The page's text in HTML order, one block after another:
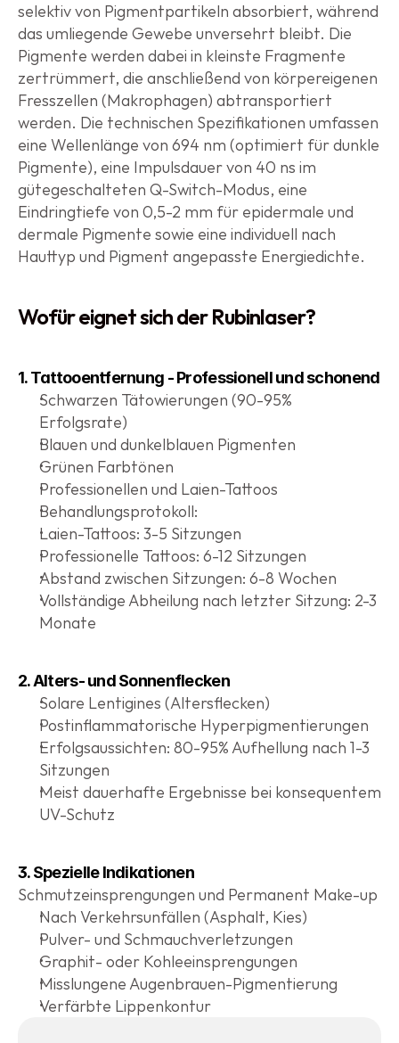
selektiv von Pigmentpartikeln absorbiert, während
das umliegende Gewebe unversehrt bleibt. Die
Pigmente werden dabei in kleinste Fragmente
zertrümmert, die anschließend von körpereigenen
Fresszellen (Makrophagen) abtransportiert
werden. Die technischen Spezifikationen umfassen
eine Wellenlänge von 694 nm (optimiert für dunkle
Pigmente), eine Impulsdauer von 40 ns im
gütegeschalteten Q-Switch-Modus, eine
Eindringtiefe von 0,5-2 mm für epidermale und
dermale Pigmente sowie eine individuell nach
Hauttyp und Pigment angepasste Energiedichte.
Wofür eignet sich der Rubinlaser?
1. Tattooentfernung - Professionell und schonend
Schwarzen Tätowierungen (90-95%
Erfolgsrate)
Blauen und dunkelblauen Pigmenten
Grünen Farbtönen
Professionellen und Laien-Tattoos
Behandlungsprotokoll:
Laien-Tattoos: 3-5 Sitzungen
Professionelle Tattoos: 6-12 Sitzungen
Abstand zwischen Sitzungen: 6-8 Wochen
Vollständige Abheilung nach letzter Sitzung: 2-3
Monate
2. Alters- und Sonnenflecken
Solare Lentigines (Altersflecken)
Postinflammatorische Hyperpigmentierungen
Erfolgsaussichten: 80-95% Aufhellung nach 1-3
Sitzungen
Meist dauerhafte Ergebnisse bei konsequentem
UV-Schutz
3. Spezielle Indikationen
Schmutzeinsprengungen und Permanent Make-up
Nach Verkehrsunfällen (Asphalt, Kies)
Pulver- und Schmauchverletzungen
Graphit- oder Kohleeinsprengungen
Misslungene Augenbrauen-Pigmentierung
Verfärbte Lippenkontur